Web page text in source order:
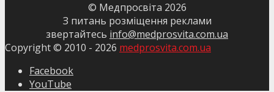
© Медпросвіта 2026
З питань розміщення реклами
звертайтесь info@medprosvita.com.ua
Copyright © 2010 - 2026 medprosvita.com.ua
Facebook
YouTube